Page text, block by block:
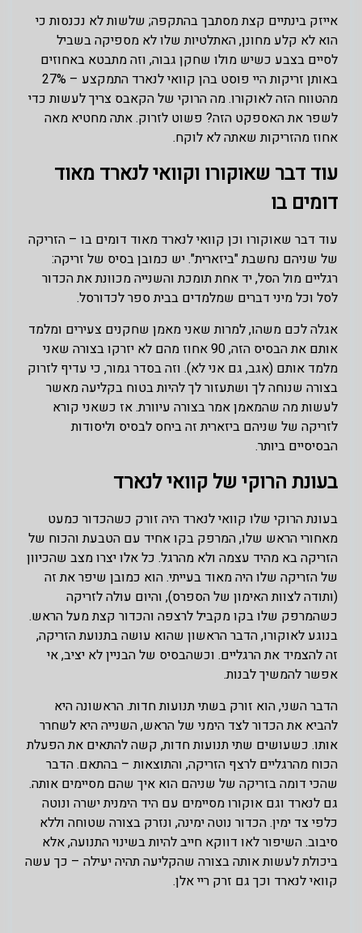
אייזק בינתיים קצת מסתבך בהתקפה; שלשות לא נכנסות כי
הוא לא קלע מחונן, האתלטיות שלו לא מספיקה בשביל
לסיים בצבע כשיש מולו שחקן גבוה, וזה מתבטא באחוזים
באותן זריקות היי פוסט בהן קוואי לנארד התמקצע – 27%
מהטווח הזה לאוקורו. מה הרוקי של הקאבס צריך לעשות כדי
לשפר את האספקט הזה? פשוט לזרוק. אתה מחטיא מאה
אחוז מהזריקות שאתה לא לוקח.
עוד דבר שאוקורו וקוואי לנארד מאוד
דומים בו
עוד דבר שאוקורו וכן קוואי לנארד מאוד דומים בו – הזריקה
של שניהם נחשבת "ביזארית". יש כמובן בסיס של זריקה:
רגליים מול הסל, יד אחת תומכת והשנייה מכוונת את הכדור
לסל וכל מיני דברים שמלמדים בבית ספר לכדורסל.
אגלה לכם משהו, למרות שאני מאמן שחקנים צעירים ומלמד
אותם את הבסיס הזה, 90 אחוז מהם לא יזרקו בצורה שאני
מלמד אותם (אגב, גם אני לא). וזה בסדר גמור, כי עדיף לזרוק
בצורה שנוחה לך ושתעזור לך להיות בטוח בקליעה מאשר
לעשות מה שהמאמן אמר בצורה עיוורת. אז כשאני קורא
לזריקה של שניהם ביזארית זה ביחס לבסיס וליסודות
הבסיסיים ביותר.
בעונת הרוקי של קוואי לנארד
בעונת הרוקי שלו קוואי לנארד היה זורק כשהכדור כמעט
מאחורי הראש שלו, המרפק בקו אחיד עם הטבעת והכוח של
הזריקה בא מהיד עצמה ולא מהרגל. כל אלו יצרו מצב שהכיוון
של הזריקה שלו היה מאוד בעייתי. הוא כמובן שיפר את זה
(ותודה לצוות האימון של הספרס), והיום עולה לזריקה
כשהמרפק שלו בקו מקביל לרצפה והכדור קצת מעל הראש.
בנוגע לאוקורו, הדבר הראשון שהוא עושה בתנועת הזריקה,
זה להצמיד את הרגליים. וכשהבסיס של הבניין לא יציב, אי
אפשר להמשיך לבנות.
הדבר השני, הוא זורק בשתי תנועות חדות. הראשונה היא
להביא את הכדור לצד הימני של הראש, השנייה היא לשחרר
אותו. כשעושים שתי תנועות חדות, קשה להתאים את הפעלת
הכוח מהרגליים לרצף הזריקה, והתוצאות – בהתאם. הדבר
שהכי דומה בזריקה של שניהם הוא איך שהם מסיימים אותה.
גם לנארד וגם אוקורו מסיימים עם היד הימנית ישרה ונוטה
כלפי צד ימין. הכדור נוטה ימינה, ונזרק בצורה שטוחה וללא
סיבוב. השיפור לאו דווקא חייב להיות בשינוי התנועה, אלא
ביכולת לעשות אותה בצורה שהקליעה תהיה יעילה – כך עשה
קוואי לנארד וכך גם זרק ריי אלן.